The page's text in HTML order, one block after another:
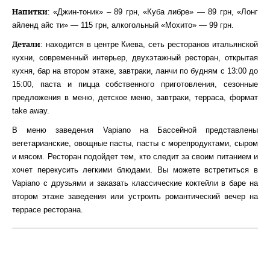
Напитки: «Джин-тоник» – 89 грн, «Куба либре» — 89 грн, «Лонг
айленд айс ти» — 115 грн, алкогольный «Мохито» — 99 грн.
Детали: находится в центре Киева, сеть ресторанов итальянской
кухни, современный интерьер, двухэтажный ресторан, открытая
кухня, бар на втором этаже, завтраки, ланчи по будням с 13:00 до
15:00, паста и пицца собственного приготовления, сезонные
предложения в меню, детское меню, завтраки, терраса, формат
take away.
В меню заведения Vapiano на Бассейной представлены
вегетарианские, овощные пасты, пасты с морепродуктами, сыром
и мясом. Ресторан подойдет тем, кто следит за своим питанием и
хочет перекусить легкими блюдами. Вы можете встретиться в
Vapiano с друзьями и заказать классические коктейли в баре на
втором этаже заведения или устроить романтический вечер на
террасе ресторана.